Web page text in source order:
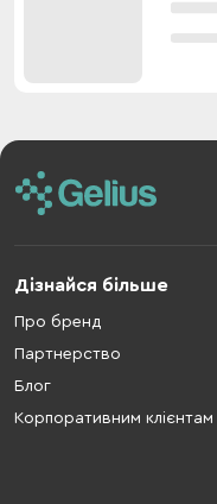
Дізнайся більше
Про бренд
Партнерство
Блог
Корпоративним клієнтам